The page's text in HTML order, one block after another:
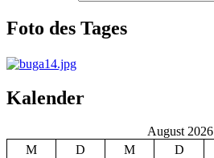
Foto des Tages
Kalender
August 2026
M
D M D